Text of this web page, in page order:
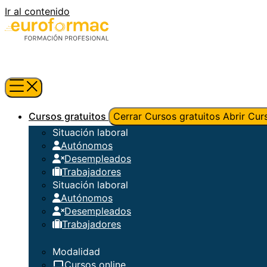
Ir al contenido
Cursos gratuitos Cerrar Cursos gratuitos Abrir
Situación laboral
Autónomos
Desempleados
Trabajadores
Situación laboral
Autónomos
Desempleados
Trabajadores
Modalidad
Cursos online